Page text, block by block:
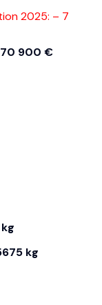
2025: – 7
70 900 €
kg